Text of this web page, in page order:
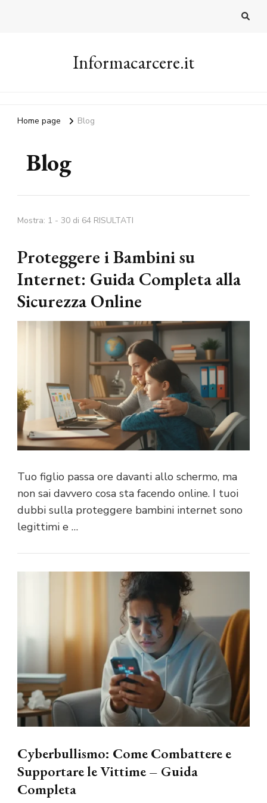
Informacarcere.it
Home page Blog
Blog
Mostra: 1 - 30 di 64 RISULTATI
Proteggere i Bambini su
Internet: Guida Completa alla
Sicurezza Online
Tuo figlio passa ore davanti allo schermo, ma
non sai davvero cosa sta facendo online. I tuoi
dubbi sulla proteggere bambini internet sono
legittimi e …
Cyberbullismo: Come Combattere e
Supportare le Vittime – Guida
Completa